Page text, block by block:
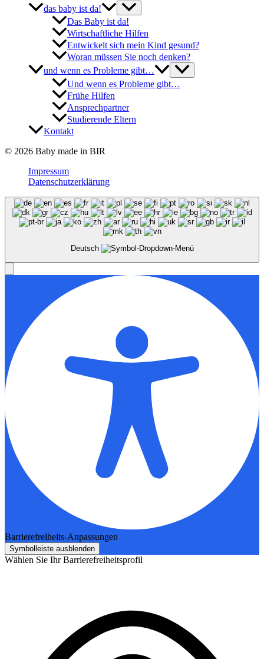
das baby ist da!
Das Baby ist da!
Wirtschaftliche Hilfen
Entwickelt sich mein Kind gesund?
Woran müssen Sie noch denken?
und wenn es Probleme gibt…
Und wenn es Probleme gibt…
Frühe Hilfen
Ansprechpartner
Studierende Eltern
Kontakt
© 2026 Baby made in BIR
Impressum
Datenschutzerklärung
Deutsch
Barrierefreiheits-Anpassungen
Symbolleiste ausblenden
Wählen Sie Ihr Barrierefreiheitsprofil